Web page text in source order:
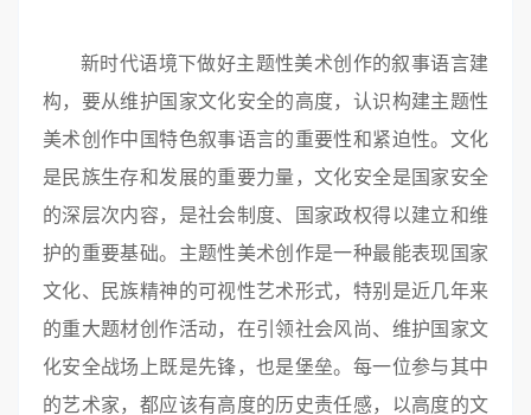
新时代语境下做好主题性美术创作的叙事语言建
构，要从维护国家文化安全的高度，认识构建主题性
美术创作中国特色叙事语言的重要性和紧迫性。文化
是民族生存和发展的重要力量，文化安全是国家安全
的深层次内容，是社会制度、国家政权得以建立和维
护的重要基础。主题性美术创作是一种最能表现国家
文化、民族精神的可视性艺术形式，特别是近几年来
的重大题材创作活动，在引领社会风尚、维护国家文
化安全战场上既是先锋，也是堡垒。每一位参与其中
的艺术家，都应该有高度的历史责任感，以高度的文